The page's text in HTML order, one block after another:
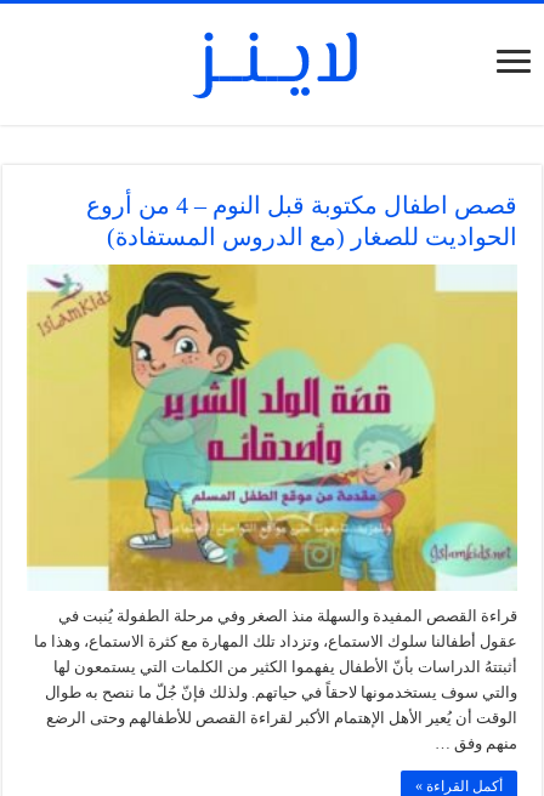
قصص اطفال مكتوبة قبل النوم – 4 من أروع
الحواديت للصغار (مع الدروس المستفادة)
قراءة القصص المفيدة والسهلة منذ الصغر وفي مرحلة الطفولة يُنبت في
عقول أطفالنا سلوك الاستماع، وتزداد تلك المهارة مع كثرة الاستماع، وهذا ما
أثبتتهُ الدراسات بأنّ الأطفال يفهموا الكثير من الكلمات التي يستمعون لها
والتي سوف يستخدمونها لاحقاً في حياتهم. ولذلك فإنّ جُلّ ما ننصح به طوال
الوقت أن يُعير الأهل الإهتمام الأكبر لقراءة القصص للأطفالهم وحتى الرضع
منهم وفق …
أكمل القراءة »